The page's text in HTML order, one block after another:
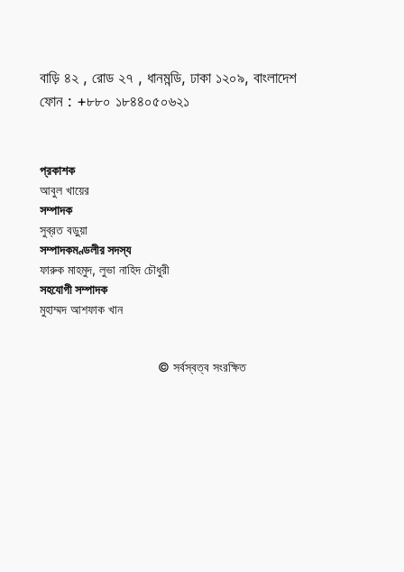
বাড়ি ৪২ , রোড ২৭ , ধানমন্ডি, ঢাকা ১২০৯, বাংলাদেশ
ফোন : +৮৮০ ১৮৪৪০৫০৬২১
প্রকাশক
আবুল খায়ের
সম্পাদক
সুব্রত বড়ুয়া
সম্পাদকমণ্ডলীর সদস্য
ফারুক মাহমুদ, লুভা নাহিদ চৌধুরী
সহযোগী সম্পাদক
মুহাম্মদ আশফাক খান
© সর্বস্বত্ব সংরক্ষিত